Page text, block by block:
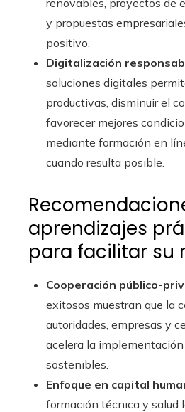
y propuestas
positivo.
Digitalización
soluciones digitales
productivas, disminuir el
favorecer mejores
mediante formación en
cuando resulta posible.
aprendizajes
para facilitar su
Cooperación público-
exitosos muestran que la
autoridades, empresas y
acelera la
sostenibles.
Enfoque en capital
formación técnica y salud